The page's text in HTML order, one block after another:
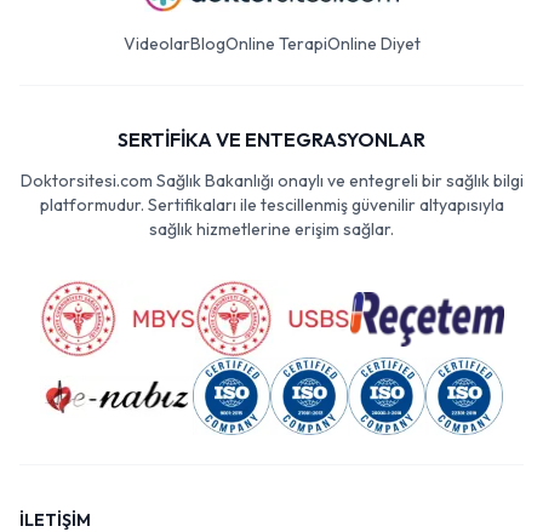
VideolarBlogOnline TerapiOnline Diyet
SERTİFİKA VE ENTEGRASYONLAR
Doktorsitesi.com Sağlık Bakanlığı onaylı ve entegreli bir sağlık bilgi
platformudur. Sertifikaları ile tescillenmiş güvenilir altyapısıyla
sağlık hizmetlerine erişim sağlar.
İLETİŞİM